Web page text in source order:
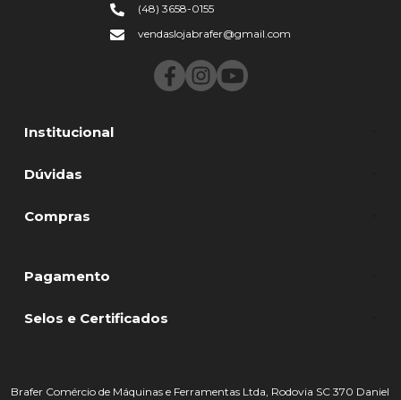
Institucional
Dúvidas
Compras
(48) 3658-0155
vendaslojabrafer@gmail.com
Pagamento
Selos e Certificados
Brafer Comércio de Máquinas e Ferramentas Ltda, Rodovia SC 370 Daniel